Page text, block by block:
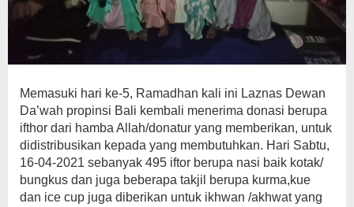
Memasuki hari ke-5, Ramadhan kali ini Laznas Dewan
Da’wah propinsi Bali kembali menerima donasi berupa
ifthor dari hamba Allah/donatur yang memberikan, untuk
didistribusikan kepada yang membutuhkan. Hari Sabtu,
16-04-2021 sebanyak 495 iftor berupa nasi baik kotak/
bungkus dan juga beberapa takjil berupa kurma,kue
dan ice cup juga diberikan untuk ikhwan /akhwat yang